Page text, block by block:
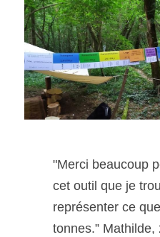
"Merci beaucoup
cet outil que je
représenter ce
tonnes.” Mathilde,